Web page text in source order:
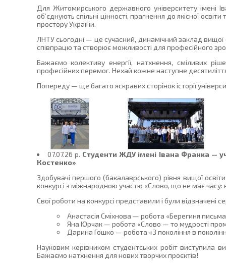
Для Житомирського державного університету імені
об’єднують спільні цінності, прагнення до якісної
простору України.
ЛНТУ сьогодні — це сучасний, динамічний заклад вищої
співпрацю та створює можливості для професійного
Бажаємо колективу енергії, натхнення, сміливих
професійних перемог. Нехай кожне наступне
Попереду — ще багато яскравих сторінок історії
07.07.26 p. Студенти ЖДУ імені Івана Франка —
Костенко»
Здобувачі першого (бакалаврського) рівня вищої
конкурсі з міжнародною участю «Слово, що не має часу:
Свої роботи на конкурсі представили і були відзначені
Анастасія Сміхнова — робота «Берегиня
Яна Юрчак — робота «Слово — то мудрості
Дарина Гошко — робота «З покоління в
Науковим керівником студентських робіт виступила
Бажаємо натхнення для нових творчих проєктів!